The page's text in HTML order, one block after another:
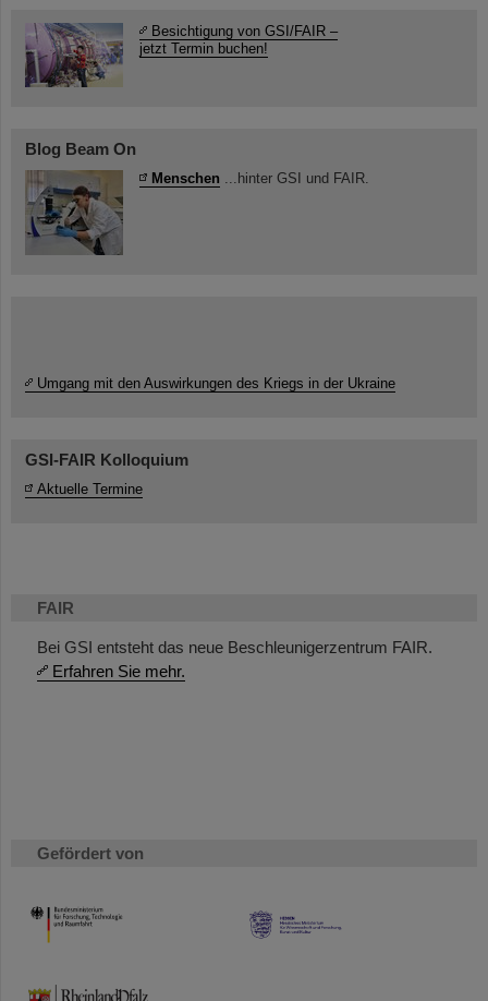
FAIR
Bei GSI entsteht das neue Beschleunigerzentrum FAIR.
Erfahren Sie mehr.
Gefördert von
HMWK
TMWWDG
Besichtigung von GSI/FAIR –
jetzt Termin buchen!
Blog Beam On
Menschen ...hinter GSI und FAIR.
Umgang mit den Auswirkungen des Kriegs in der Ukraine
GSI-FAIR Kolloquium
Aktuelle Termine